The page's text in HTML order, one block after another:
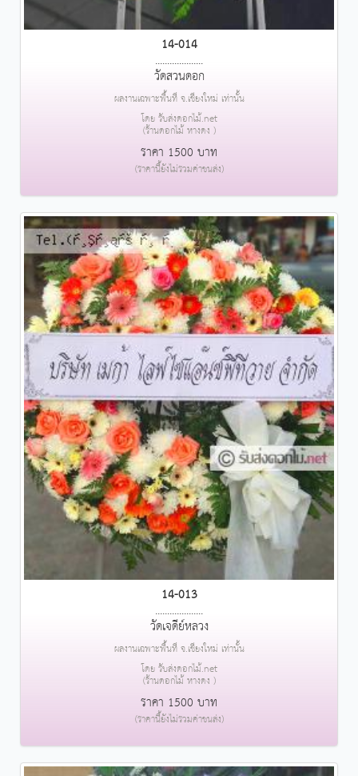
14-014
....................
วัดสวนดอก
ผลงานเฉพาะพื้นที่ จ.เชียงใหม่ เท่านั้น
โดย รับส่งดอกไม้.net
(ร้านดอกไม้ หางดง )
ราคา 1500 บาท
(ราคานี้ยังไม่รวมค่าขนส่ง)
14-013
....................
วัดเจดีย์หลวง
ผลงานเฉพาะพื้นที่ จ.เชียงใหม่ เท่านั้น
โดย รับส่งดอกไม้.net
(ร้านดอกไม้ หางดง )
ราคา 1500 บาท
(ราคานี้ยังไม่รวมค่าขนส่ง)